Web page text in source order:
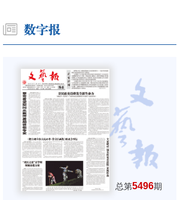
总第5496期